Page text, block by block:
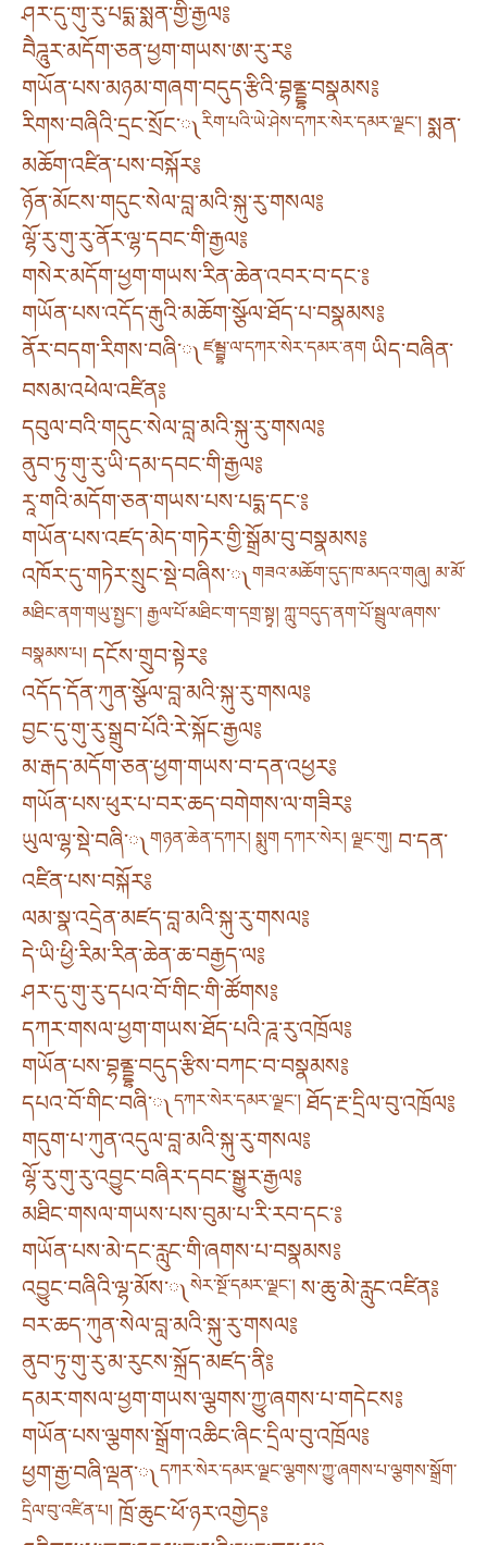
ཤར་དུ་གུ་རུ་པདྨ་སྨན་གྱི་རྒྱལ༔
བཻཌཱུར་མདོག་ཅན་ཕྱག་གཡས་ཨ་རུ་ར༔
གཡོན་པས་མཉམ་གཞག་བདུད་རྩིའི་བྷནྡྷ་བསྣམས༔
རིགས་བཞིའི་དྲང་སྲོང་༾ རིག་པའི་ཡེ་ཤེས་དཀར་སེར་དམར་ལྗང་། སྨན་
མཆོག་འཛིན་པས་བསྐོར༔
ཉོན་མོངས་གདུང་སེལ་བླ་མའི་སྐུ་རུ་གསལ༔
ལྷོ་རུ་གུ་རུ་ནོར་ལྷ་དབང་གི་རྒྱལ༔
གསེར་མདོག་ཕྱག་གཡས་རིན་ཆེན་འབར་བ་དང་༔
གཡོན་པས་འདོད་རྒུའི་མཆོག་སྩོལ་ཐོད་པ་བསྣམས༔
ནོར་བདག་རིགས་བཞི་༾ ཛམྦྷ་ལ་དཀར་སེར་དམར་ནག ཡིད་བཞིན་
བསམ་འཕེལ་འཛིན༔
དབུལ་བའི་གདུང་སེལ་བླ་མའི་སྐུ་རུ་གསལ༔
ནུབ་ཏུ་གུ་རུ་ཡི་དམ་དབང་གི་རྒྱལ༔
རཱ་གའི་མདོག་ཅན་གཡས་པས་པདྨ་དང་༔
གཡོན་པས་འཛད་མེད་གཏེར་གྱི་སྒྲོམ་བུ་བསྣམས༔
འཁོར་དུ་གཏེར་སྲུང་སྡེ་བཞིས་༾ གཟའ་མཆོག་དུད་ཁ་མདའ་གཞུ། མ་མོ་
མཐིང་ནག་གཡུ་སྤྱང༌། རྒྱལ་པོ་མཐིང་ག་དགྲ་སྟྭ། ཀླུ་བདུད་ནག་པོ་སྦྲུལ་ཞགས་
བསྣམས་པ། དངོས་གྲུབ་སྟེར༔
འདོད་དོན་ཀུན་སྩོལ་བླ་མའི་སྐུ་རུ་གསལ༔
བྱང་དུ་གུ་རུ་སྒྲུབ་པོའི་རེ་སྐོང་རྒྱལ༔
མ་རྒད་མདོག་ཅན་ཕྱག་གཡས་བ་དན་འཕྱར༔
གཡོན་པས་ཕུར་པ་བར་ཆད་བགེགས་ལ་གཟིར༔
ཡུལ་ལྷ་སྡེ་བཞི་༾ གཉན་ཆེན་དཀར། སྨུག དཀར་སེར། ལྗང་གུ། བ་དན་
འཛིན་པས་བསྐོར༔
ལམ་སྣ་འདྲེན་མཛད་བླ་མའི་སྐུ་རུ་གསལ༔
དེ་ཡི་ཕྱི་རིམ་རིན་ཆེན་ཆ་བརྒྱད་ལ༔
ཤར་དུ་གུ་རུ་དཔའ་བོ་གིང་གི་ཚོགས༔
དཀར་གསལ་ཕྱག་གཡས་ཐོད་པའི་ཌཱ་རུ་འཁྲོལ༔
གཡོན་པས་བྷནྡྷ་བདུད་རྩིས་བཀང་བ་བསྣམས༔
དཔའ་བོ་གིང་བཞི་༾ དཀར་སེར་དམར་ལྗང་། ཐོད་རྔ་དྲིལ་བུ་འཁྲོལ༔
གདུག་པ་ཀུན་འདུལ་བླ་མའི་སྐུ་རུ་གསལ༔
ལྷོ་རུ་གུ་རུ་འབྱུང་བཞིར་དབང་སྒྱུར་རྒྱལ༔
མཐིང་གསལ་གཡས་པས་བུམ་པ་རི་རབ་དང་༔
གཡོན་པས་མེ་དང་རླུང་གི་ཞགས་པ་བསྣམས༔
འབྱུང་བཞིའི་ལྷ་མོས་༾ སེར་སྔོ་དམར་ལྗང་། ས་ཆུ་མེ་རླུང་འཛིན༔
བར་ཆད་ཀུན་སེལ་བླ་མའི་སྐུ་རུ་གསལ༔
ནུབ་ཏུ་གུ་རུ་མ་རུངས་སྐྲོད་མཛད་ནི༔
དམར་གསལ་ཕྱག་གཡས་ལྕགས་ཀྱུ་ཞགས་པ་གདེངས༔
གཡོན་པས་ལྕགས་སྒྲོག་འཆིང་ཞིང་དྲིལ་བུ་འཁྲོལ༔
ཕྱག་རྒྱ་བཞི་ལྡན་༾ དཀར་སེར་དམར་ལྗང་ལྕགས་ཀྱུ་ཞགས་པ་ལྕགས་སྒྲོག་
དྲིལ་བུ་འཛིན་པ། ཁྲོ་ཆུང་ཕོ་ཉར་འགྱེད༔